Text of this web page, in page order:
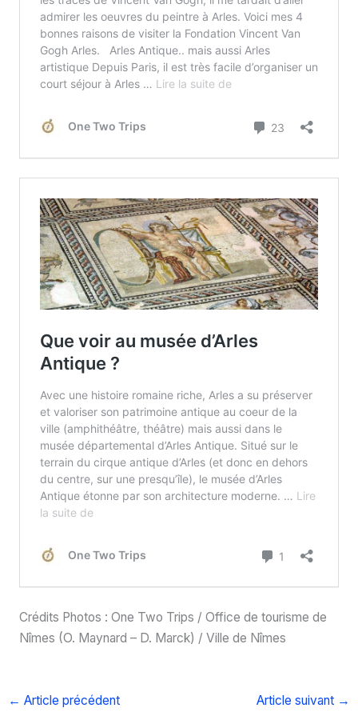
Crédits Photos : One Two Trips / Office de tourisme de
Nîmes (O. Maynard – D. Marck) / Ville de Nîmes
← Article précédent Article suivant →